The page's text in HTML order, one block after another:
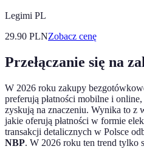
Legimi PL
29.90 PLNZobacz cenę
Przełączanie się na
W 2026 roku zakupy
preferują płatności mobilne i
zyskują na znaczeniu. Wynika to z
jakie oferują płatności w formie
transakcji detalicznych w Polsce
NBP. W 2026 roku ten trend tylko